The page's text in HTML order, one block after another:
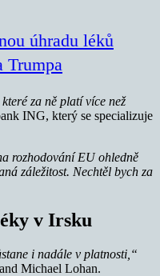
úhradu léků
Trumpa
za ně platí více než
ING, který se specializuje
rozhodování EU ohledně
záležitost. Nechtěl bych za
v Irsku
i nadále v platnosti,“
Michael Lohan.